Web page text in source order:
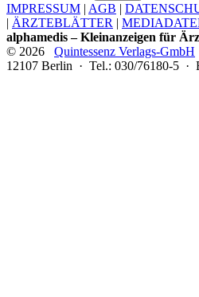
IMPRESSUM | AGB |
| ÄRZTEBLÄTTER |
alphamedis – Kleinanzeigen für
© 2026 Quintessenz Verlags-GmbH
12107 Berlin · Tel.: 030/76180-5 ·